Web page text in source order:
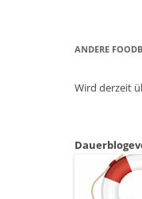
ANDERE
Wird derzeit